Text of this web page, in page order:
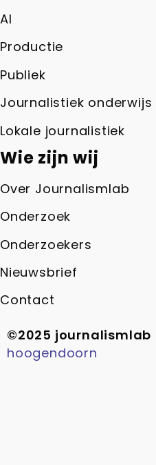
AI
Productie
Publiek
Journalistiek onderwijs
Lokale journalistiek
Wie zijn wij
Over Journalismlab
Onderzoek
Onderzoekers
Nieuwsbrief
Contact
©2025 journalismlab
hoogendoorn